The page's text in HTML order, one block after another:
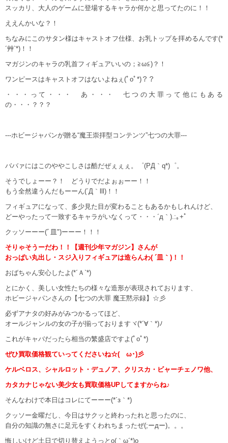
スッカリ、大人のゲームに登場するキャラか何かと思ってたのに！！
ええんかいな？！
ちなみにこのサタン様はキャストオフ仕様、お乳トップを拝めるんです(*
´艸`*)！！
マガジンのキャラの乳首フィギュアいいの；≧ω≦)？！
ワンピースはキャストオフはないよねぇ(ﾟoﾟ*)？？
・・・って・・・ あ・・・ 七つの大罪って他にもある
の・・・？？？
---ホビージャパンが贈る“魔王崇拝型コンテンツ”七つの大罪---
ババァにはこのややこしさは酷だぜぇぇぇ。゜(PД｀q*)゜。
そうでしょーー？！ どうりでだよぉぉーー！！
もう全然違うんだもーーん(´Д｀lll)！！
フィギュアになって、多少見た目が変わることもあるかもしれんけど、
どーやったって一致するキャラがいなくって・・・´д｀).:｡+ﾟ
クッソーーー(ﾞ皿")ーーー！！！
そりゃそうーだわ！！【週刊少年マガジン】さんが
おっぱい丸出し・スジ入りフィギュアは造らんわ( ´皿｀)！！
おばちゃん安心したよ(*´Ａ`*)
とにかく、美しい女性たちの様々な造形が表現されております、
ホビージャパンさんの【七つの大罪 魔王黙示録】☆彡
必ずアナタの好みがみつかるってほど、
オールジャンルの女の子が揃っておりますヾ(*´∀｀*)ﾉ
これがキャバだったら相当の繁盛店ですよ(ﾟoﾟ*)
ぜひ買取価格観ていってくださいね☆(ゝω･)彡
ケルベロス、シャルロット・デュノア、クリスカ・ビャーチェノワ他、
カタカナじゃない美少女も買取価格UPしてますからね♪
そんなわけで本日はコレにてーーー(*´з｀*)
クッソー金曜だし、今日はサクッと終わったれと思ったのに、
自分の知識の無さに足元をすくわれちまったぜ(;ーдー)。。。
悔しいけど土日で切り替えようっとo(｀ω´*)o